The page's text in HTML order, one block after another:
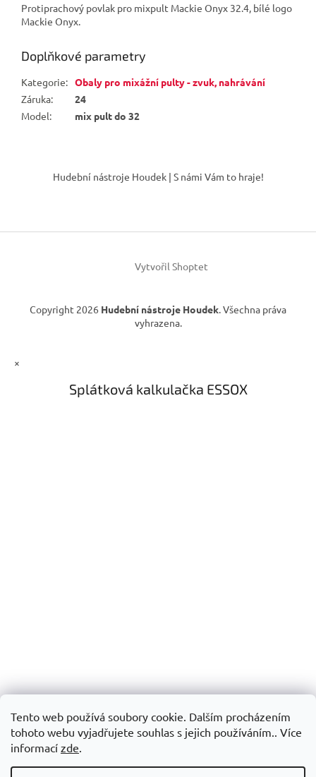
Tento web používá soubory cookie. Dalším procházením
tohoto webu vyjadřujete souhlas s jejich používáním.. Více
informací zde.
Protiprachový povlak pro mixpult Mackie Onyx 32.4, bílé logo
Mackie Onyx.
Doplňkové parametry
Kategorie: Obaly pro mixážní pulty - zvuk, nahrávání
Záruka:
24
Model: mix pult do 32
í
Hudební nástroje Houdek | S námi Vám to hraje!
Vytvořil Shoptet
Copyright 2026 Hudební nástroje Houdek. Všechna práva
vyhrazena.
×
Splátková kalkulačka ESSOX